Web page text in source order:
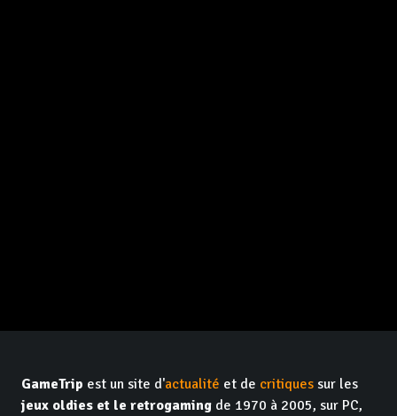
GameTrip est un site d'actualité et de critiques sur les
jeux oldies et le retrogaming de 1970 à 2005, sur PC,